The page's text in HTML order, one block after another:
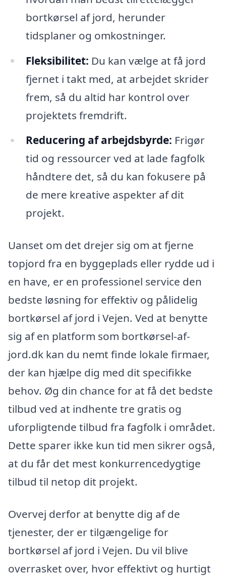
bortkørsel af jord, herunder
tidsplaner og omkostninger.
Fleksibilitet: Du kan vælge at få jord
fjernet i takt med, at arbejdet skrider
frem, så du altid har kontrol over
projektets fremdrift.
Reducering af arbejdsbyrde: Frigør
tid og ressourcer ved at lade fagfolk
håndtere det, så du kan fokusere på
de mere kreative aspekter af dit
projekt.
Uanset om det drejer sig om at fjerne
topjord fra en byggeplads eller rydde ud i
en have, er en professionel service den
bedste løsning for effektiv og pålidelig
bortkørsel af jord i Vejen. Ved at benytte
sig af en platform som bortkørsel-af-
jord.dk kan du nemt finde lokale firmaer,
der kan hjælpe dig med dit specifikke
behov. Øg din chance for at få det bedste
tilbud ved at indhente tre gratis og
uforpligtende tilbud fra fagfolk i området.
Dette sparer ikke kun tid men sikrer også,
at du får det mest konkurrencedygtige
tilbud til netop dit projekt.
Overvej derfor at benytte dig af de
tjenester, der er tilgængelige for
bortkørsel af jord i Vejen. Du vil blive
overrasket over, hvor effektivt og hurtigt